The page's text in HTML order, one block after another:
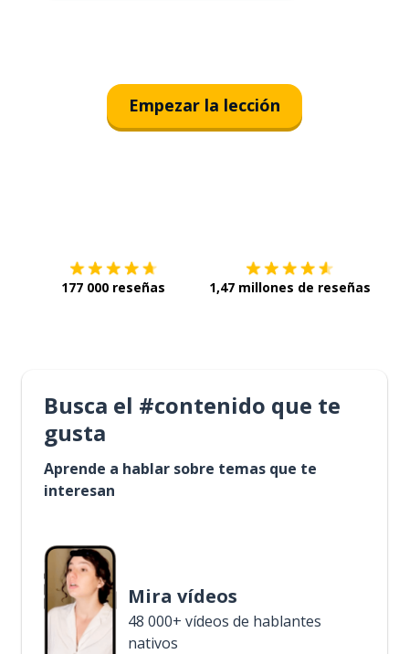
Empezar la lección
177 000 reseñas 1,47 millones de reseñas
Busca el #contenido que te
gusta
Aprende a hablar sobre temas que te
interesan
Mira vídeos
48 000+ vídeos de hablantes
nativos